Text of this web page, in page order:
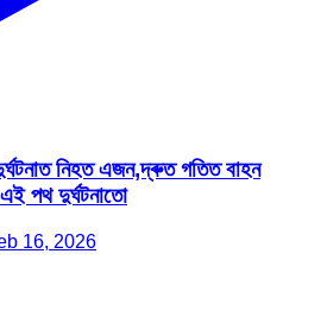
নিহত এজন,দ্ৰুত গতিত বাহন
পথ দুৰ্ঘটনাতো
16, 2026